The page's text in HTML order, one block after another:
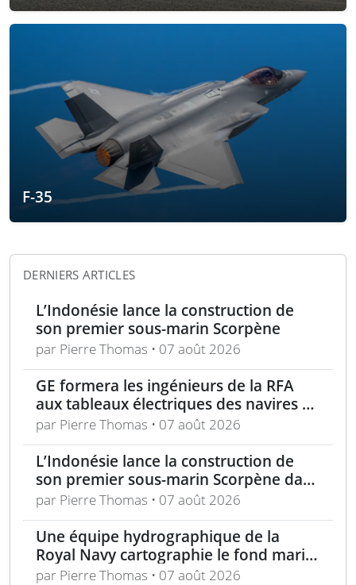
F-35
DERNIERS ARTICLES
L’Indonésie lance la construction de
son premier sous-marin Scorpène
par Pierre Thomas • 07 août 2026
GE formera les ingénieurs de la RFA
aux tableaux électriques des navires de
la classe Tide
par Pierre Thomas • 07 août 2026
L’Indonésie lance la construction de
son premier sous-marin Scorpène dans
le cadre du programme SRI
par Pierre Thomas • 07 août 2026
Une équipe hydrographique de la
Royal Navy cartographie le fond marin
du Firth of Clyde
par Pierre Thomas • 07 août 2026